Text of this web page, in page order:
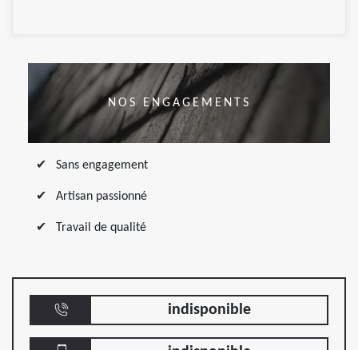
NOS ENGAGEMENTS
Sans engagement
Artisan passionné
Travail de qualité
indisponible